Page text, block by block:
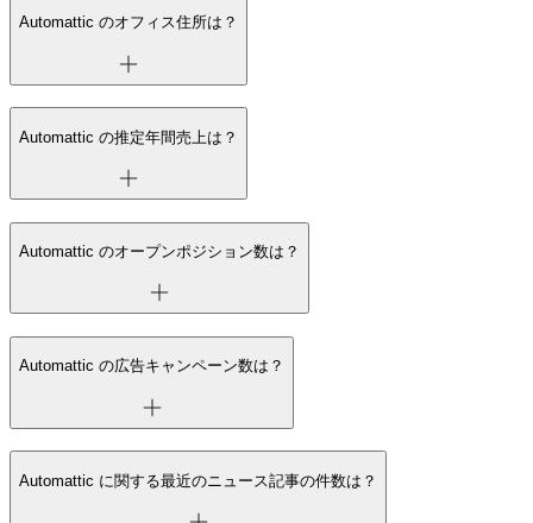
Automattic のオフィス住所は？
Automattic の推定年間売上は？
Automattic のオープンポジション数は？
Automattic の広告キャンペーン数は？
Automattic に関する最近のニュース記事の件数は？